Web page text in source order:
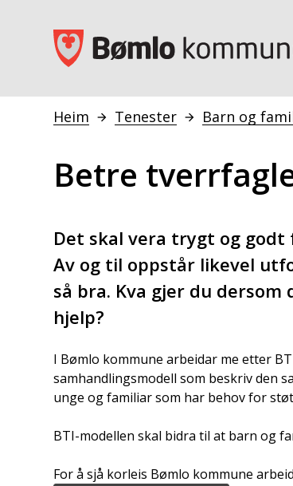
Bømlo kommune
Du er her:
Heim Tenester Barn og
Betre
Det skal vera trygt og godt
Av og til oppstår likevel
så bra. Kva gjer du
hjelp?
I Bømlo kommune arbeidar me etter
samhandlingsmodell som beskriv den
unge og familiar som har behov for
BTI-modellen skal bidra til at barn og
For å sjå korleis Bømlo kommune